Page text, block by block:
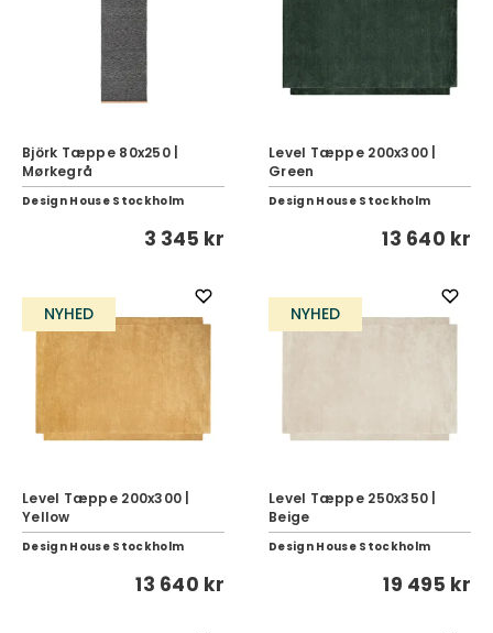
Björk Tæppe 80x250 |
Mørkegrå
Design House Stockholm
3 345 kr
Level Tæppe 200x300 |
Green
Design House Stockholm
13 640 kr
NYHED
Level Tæppe 200x300 |
Yellow
Design House Stockholm
13 640 kr
NYHED
Level Tæppe 250x350 |
Beige
Design House Stockholm
19 495 kr